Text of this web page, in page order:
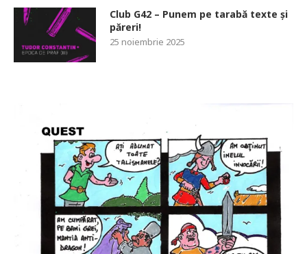
Club G42 – Punem pe tarabă texte și
păreri!
25 noiembrie 2025